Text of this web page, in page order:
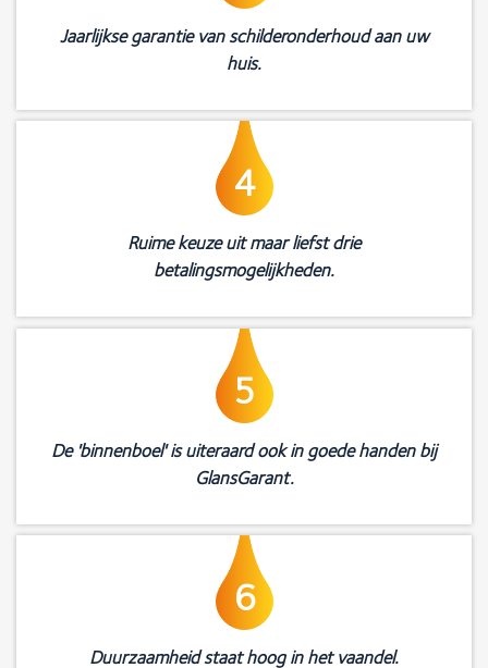
Jaarlijkse garantie van schilderonderhoud aan uw
huis.
4
Ruime keuze uit maar liefst drie
betalingsmogelijkheden.
5
De 'binnenboel' is uiteraard ook in goede handen bij
GlansGarant.
6
Duurzaamheid staat hoog in het vaandel.